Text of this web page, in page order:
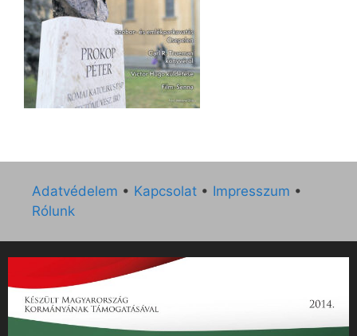
Adatvédelem • Kapcsolat • Impresszum •
Rólunk